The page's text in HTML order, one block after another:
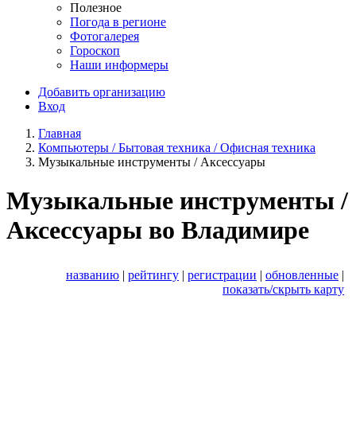
Полезное
Погода в регионе
Фотогалерея
Гороскоп
Наши информеры
Добавить организацию
Вход
Главная
Компьютеры / Бытовая техника / Офисная техника
Музыкальные инструменты / Аксессуары
Музыкальные инструменты /
Аксессуары во Владимире
названию | рейтингу | регистрации | обновленные |
показать/скрыть карту